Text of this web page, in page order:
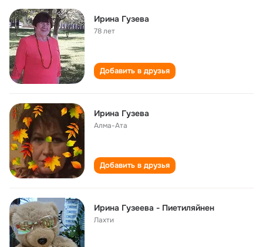
Ирина Гузева
78 лет
Добавить в друзья
Ирина Гузева
Алма-Ата
Добавить в друзья
Ирина Гузеева - Пиетиляйнен
Лахти